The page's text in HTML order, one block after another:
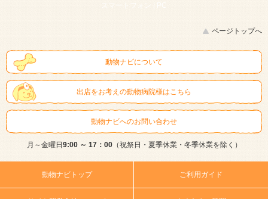
スマートフォン | PC
ページトップへ
動物ナビについて
出店をお考えの動物病院様はこちら
動物ナビへのお問い合わせ
月～金曜日9:00 ～ 17：00（祝祭日・夏季休業・冬季休業を除く）
動物ナビトップ ご利用ガイド